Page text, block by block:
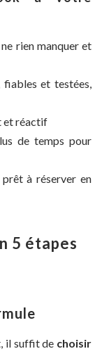
rien manquer et
fiables et testées,
et réactif
de temps pour
à réserver en
5 étapes
il suffit de choisir